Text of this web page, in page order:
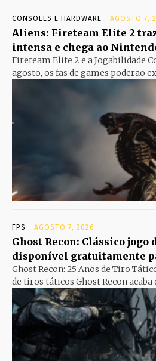
CONSOLES E HARDWARE AGOSTO 7,
Aliens: Fireteam Elite 2
intensa e chega ao
Fireteam Elite 2 e a Jogabilidade
agosto, os fãs de games poderão
FPS AGOSTO 7, 2026
Ghost Recon: Clássico jogo
disponível gratuitamente
Ghost Recon: 25 Anos de Tiro
de tiros táticos Ghost Recon acaba